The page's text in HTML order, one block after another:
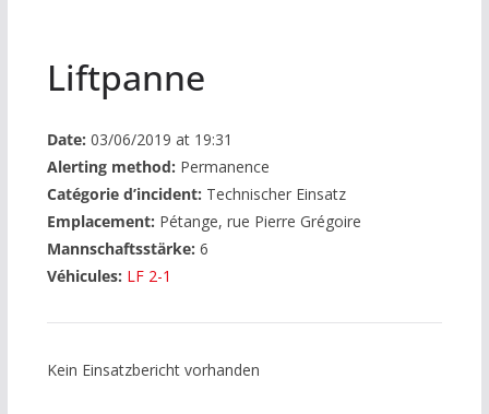
Liftpanne
Date: 03/06/2019 at 19:31
Alerting method: Permanence
Catégorie d’incident: Technischer Einsatz
Emplacement: Pétange, rue Pierre Grégoire
Mannschaftsstärke: 6
Véhicules: LF 2-1
Kein Einsatzbericht vorhanden